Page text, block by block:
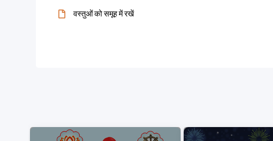
वस्तुओं को समूह में रखें